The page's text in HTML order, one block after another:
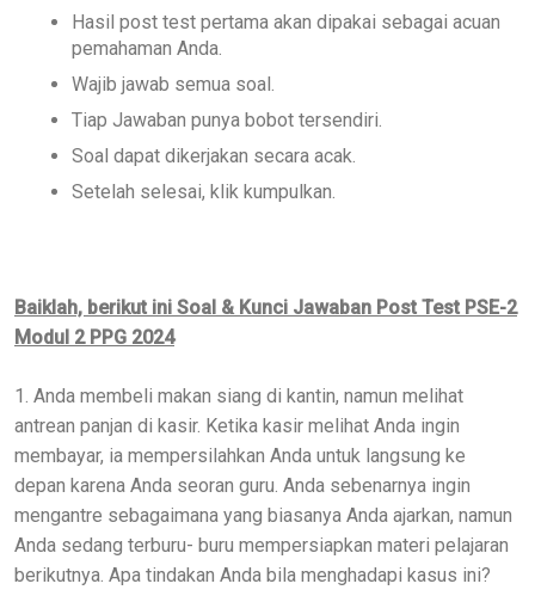
Hasil post test pertama akan dipakai sebagai acuan
pemahaman Anda.
Wajib jawab semua soal.
Tiap Jawaban punya bobot tersendiri.
Soal dapat dikerjakan secara acak.
Setelah selesai, klik kumpulkan.
Baiklah, berikut ini Soal & Kunci Jawaban Post Test PSE-2
Modul 2 PPG 2024
1. Anda membeli makan siang di kantin, namun melihat
antrean panjan di kasir. Ketika kasir melihat Anda ingin
membayar, ia mempersilahkan Anda untuk langsung ke
depan karena Anda seoran guru. Anda sebenarnya ingin
mengantre sebagaimana yang biasanya Anda ajarkan, namun
Anda sedang terburu- buru mempersiapkan materi pelajaran
berikutnya. Apa tindakan Anda bila menghadapi kasus ini?